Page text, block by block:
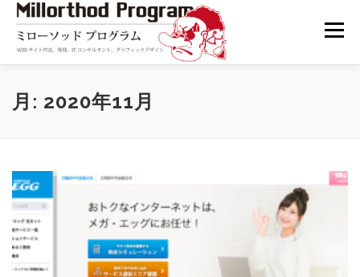
メニュー
TOP BLOG CONTACT
月: 2020年11月